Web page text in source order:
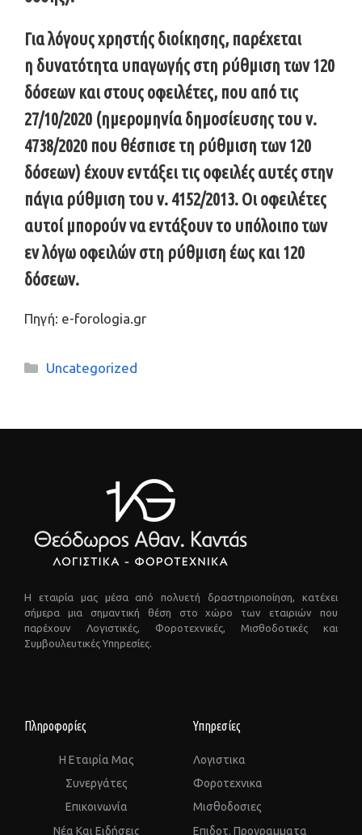
Για λόγους χρηστής διοίκησης, παρέχεται
η δυνατότητα υπαγωγής στη ρύθμιση των 120
δόσεων και στους οφειλέτες, που από τις
27/10/2020 (ημερομηνία δημοσίευσης του ν.
4738/2020 που θέσπισε τη ρύθμιση των 120
δόσεων) έχουν εντάξει τις οφειλές αυτές στην
πάγια ρύθμιση του ν. 4152/2013. Οι οφειλέτες
αυτοί μπορούν να εντάξουν το υπόλοιπο των
εν λόγω οφειλών στη ρύθμιση έως και 120
δόσεων.
Πηγή: e-forologia.gr
Κατηγορίες
Uncategorized
Η εταιρία μας μέσα από πολυετή δραστηριοποίηση, κατέχει
σήμερα μια σημαντική θέση στο χώρο των εταιριών που
παρέχουν Λογιστικές, Φοροτεχνικές, Μισθοδοτικές και
Συμβουλευτικές Υπηρεσίες.
Πληροφορίες
Η Εταιρία Μας
Συνεργάτες
Επικοινωνία
Νέα Και Ειδήσεις
Υπηρεσίες
Λογιστικα
Φοροτεχνικα
Μισθοδοσιες
Επιδοτ. Προγραμματα